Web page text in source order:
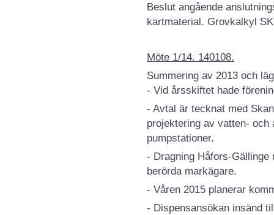
Beslut angående
kartmaterial. Grovkalkyl
Möte 1/14. 140108.
Summering av 2013 och
- Vid årsskiftet hade
- Avtal är tecknat med
projektering av vatten- och
pumpstationer.
- Dragning Håfors-Gällinge
berörda markägare.
- Våren 2015 planerar
- Dispensansökan insänd